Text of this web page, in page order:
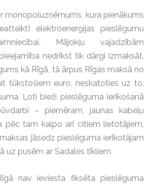
kura pienākums
elektroenerģijas pieslēgumu
Mājokļu vajadzībām
nedrīkst tik dārgi izmaksāt.
kā Rīgā, tā ārpus Rīgas maksā no
tūkstošiem euro, neskatoties uz to,
Ļoti bieži pieslēguma ierīkošanā
– piemēram, jaunas kabeļu
pēc tam kalpo arī citiem lietotājiem,
jāsedz pieslēguma ierīkotājam
uz pusēm ar Sadales tīkliem.
nav ieviesta fiksēta pieslēguma